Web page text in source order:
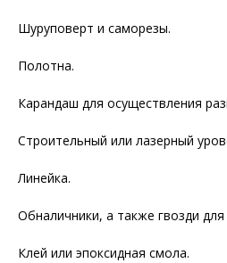
Шуруповерт и саморезы.
Полотна.
Карандаш для осуществления
Строительный или лазерный
Линейка.
Обналичники, а также гвозди для
Клей или эпоксидная смола.